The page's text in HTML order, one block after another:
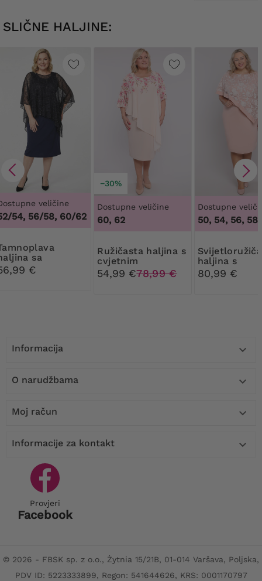
SLIČNE HALJINE:
veličine
54, 56/58, 60/62
sa
ukrasima
€
−30%
Dostupne veličine
60, 62
Ružičasta haljina s
cvjetnim
preklopom
54,99 €78,99 €
Dostupne
50, 54, 56, 58
Svijetloružičasta
haljina s
asimetričnim
pončo
80,99 €
Informacija 
O narudžbama 
Moj račun 
Informacije za kontakt 
Provjeri
Facebook
© 2026 - FBSK sp. z o.o., Żytnia 15/21B, 01-014 Varšava, Poljska,
PDV ID: 5223333899, Regon: 541644626, KRS: 0001170797